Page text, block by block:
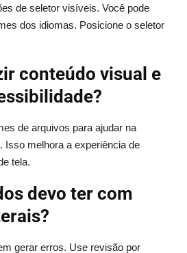
de seletor visíveis. Você pode
dos idiomas. Posicione o seletor
conteúdo visual e
de arquivos para ajudar na
Isso melhora a experiência de
tela.
devo ter com
gerar erros. Use revisão por